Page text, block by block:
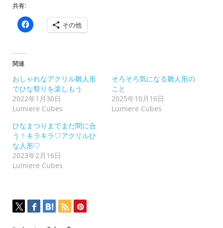
共有:
Facebook
で
ク
リ
ッ
ク
し
て
く
さ
い
(新
し
い
ウ
ィ
開
き
ま
その他
関連
おしゃれなアクリル雛人形
でひな祭りを楽しもう
2022年1月30日
Lumiere Cubes
そろそろ気になる雛人形の
こと
2025年10月16日
Lumiere Cubes
ひなまつりまでまだ間に合
う！キラキラ♡アクリルひ
な人形♡
2023年2月16日
Lumiere Cubes